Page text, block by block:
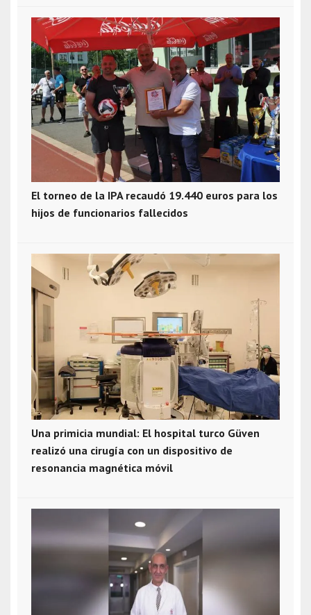
El torneo de la IPA recaudó 19.440 euros para los
hijos de funcionarios fallecidos
Una primicia mundial: El hospital turco Güven
realizó una cirugía con un dispositivo de
resonancia magnética móvil